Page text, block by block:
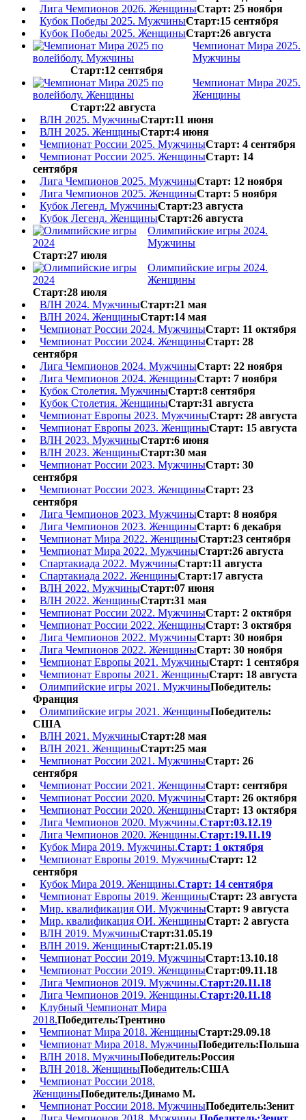
Лига Чемпионов 2026. ЖенщиныСтарт: 25 ноября
Кубок Победы 2025. МужчиныСтарт:15 сентября
Кубок Победы 2025. ЖенщиныСтарт:26 августа
Чемпионат Мира 2025.
Мужчины
Старт:12 сентября
Чемпионат Мира 2025.
Женщины
Старт:22 августа
ВЛН 2025. МужчиныСтарт:11 июня
ВЛН 2025. ЖенщиныСтарт:4 июня
Чемпионат России 2025. МужчиныСтарт: 4 сентября
Чемпионат России 2025. ЖенщиныСтарт: 14
сентября
Лига Чемпионов 2025. МужчиныСтарт: 12 ноября
Лига Чемпионов 2025. ЖенщиныСтарт: 5 ноября
Кубок Легенд. МужчиныСтарт:23 августа
Кубок Легенд. ЖенщиныСтарт:26 августа
Олимпийские игры 2024.
Мужчины
Старт:27 июля
Олимпийские игры 2024.
Женщины
Старт:28 июля
ВЛН 2024. МужчиныСтарт:21 мая
ВЛН 2024. ЖенщиныСтарт:14 мая
Чемпионат России 2024. МужчиныСтарт: 11 октября
Чемпионат России 2024. ЖенщиныСтарт: 28
сентября
Лига Чемпионов 2024. МужчиныСтарт: 22 ноября
Лига Чемпионов 2024. ЖенщиныСтарт: 7 ноября
Кубок Столетия. МужчиныСтарт:8 сентября
Кубок Столетия. ЖенщиныСтарт:31 августа
Чемпионат Европы 2023. МужчиныСтарт: 28 августа
Чемпионат Европы 2023. ЖенщиныСтарт: 15 августа
ВЛН 2023. МужчиныСтарт:6 июня
ВЛН 2023. ЖенщиныСтарт:30 мая
Чемпионат России 2023. МужчиныСтарт: 30
сентября
Чемпионат России 2023. ЖенщиныСтарт: 23
сентября
Лига Чемпионов 2023. МужчиныСтарт: 8 ноября
Лига Чемпионов 2023. ЖенщиныСтарт: 6 декабря
Чемпионат Мира 2022. ЖенщиныСтарт:23 сентября
Чемпионат Мира 2022. МужчиныСтарт:26 августа
Спартакиада 2022. МужчиныСтарт:11 августа
Спартакиада 2022. ЖенщиныСтарт:17 августа
ВЛН 2022. МужчиныСтарт:07 июня
ВЛН 2022. ЖенщиныСтарт:31 мая
Чемпионат России 2022. МужчиныСтарт: 2 октября
Чемпионат России 2022. ЖенщиныСтарт: 3 октября
Лига Чемпионов 2022. МужчиныСтарт: 30 ноября
Лига Чемпионов 2022. ЖенщиныСтарт: 30 ноября
Чемпионат Европы 2021. МужчиныСтарт: 1 сентября
Чемпионат Европы 2021. ЖенщиныСтарт: 18 августа
Олимпийские игры 2021. МужчиныПобедитель:
Франция
Олимпийские игры 2021. ЖенщиныПобедитель:
США
ВЛН 2021. МужчиныСтарт:28 мая
ВЛН 2021. ЖенщиныСтарт:25 мая
Чемпионат России 2021. МужчиныСтарт: 26
сентября
Чемпионат России 2021. ЖенщиныСтарт: сентября
Чемпионат России 2020. МужчиныСтарт: 26 октября
Чемпионат России 2020. ЖенщиныСтарт: 13 октября
Лига Чемпионов 2020. Мужчины.Старт:03.12.19
Лига Чемпионов 2020. Женщины.Старт:19.11.19
Кубок Мира 2019. Мужчины.Старт: 1 октября
Чемпионат Европы 2019. МужчиныСтарт: 12
сентября
Кубок Мира 2019. Женщины.Старт: 14 сентября
Чемпионат Европы 2019. ЖенщиныСтарт: 23 августа
Мир. квалификация ОИ. МужчиныСтарт: 9 августа
Мир. квалификация ОИ. ЖенщиныСтарт: 2 августа
ВЛН 2019. МужчиныСтарт:31.05.19
ВЛН 2019. ЖенщиныСтарт:21.05.19
Чемпионат России 2019. МужчиныСтарт:13.10.18
Чемпионат России 2019. ЖенщиныСтарт:09.11.18
Лига Чемпионов 2019. Мужчины.Старт:20.11.18
Лига Чемпионов 2019. Женщины.Старт:20.11.18
Клубный Чемпионат Мира
2018.Победитель:Трентино
Чемпионат Мира 2018. ЖенщиныСтарт:29.09.18
Чемпионат Мира 2018. МужчиныПобедитель:Польша
ВЛН 2018. МужчиныПобедитель:Россия
ВЛН 2018. ЖенщиныПобедитель:США
Чемпионат России 2018.
ЖенщиныПобедитель:Динамо М.
Чемпионат России 2018. МужчиныПобедитель:Зенит